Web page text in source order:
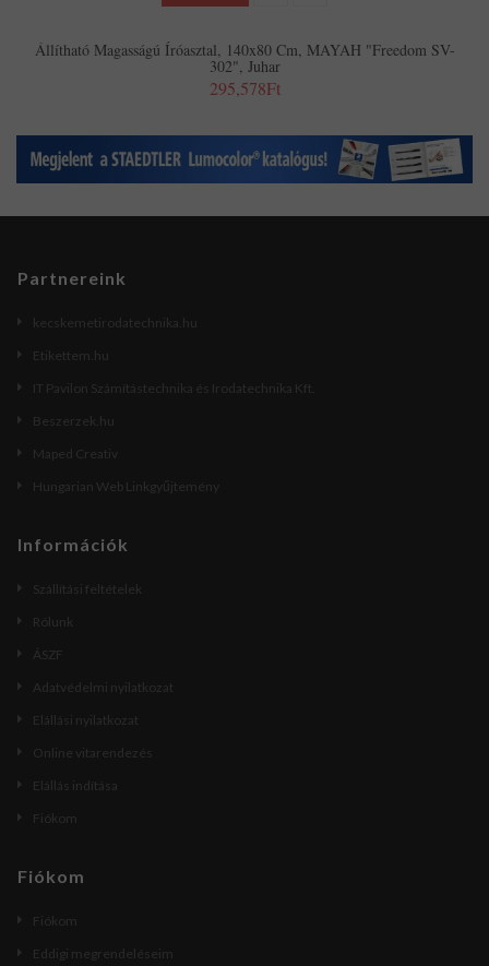
Állítható Magasságú Íróasztal, 140x80 Cm, MAYAH "Freedom SV-
302", Juhar
295,578Ft
Partnereink
kecskemetirodatechnika.hu
Etikettem.hu
IT Pavilon Számítástechnika és Irodatechnika Kft.
Beszerzek.hu
Maped Creativ
Hungarian Web Linkgyűjtemény
Információk
Szállítási feltételek
Rólunk
ÁSZF
Adatvédelmi nyilatkozat
Elállási nyilatkozat
Online vitarendezés
Elállás indítása
Fiókom
Fiókom
Fiókom
Eddigi megrendeléseim